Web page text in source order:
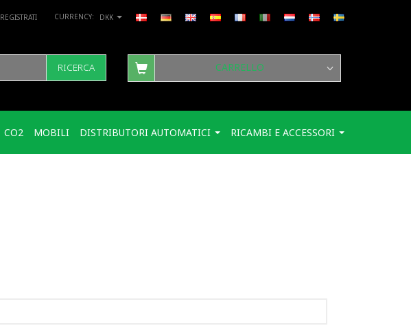
DKK
REGISTRATI
RICERCA CARRELLO
CO2 MOBILI DISTRIBUTORI AUTOMATICI RICAMBI E ACCESSORI